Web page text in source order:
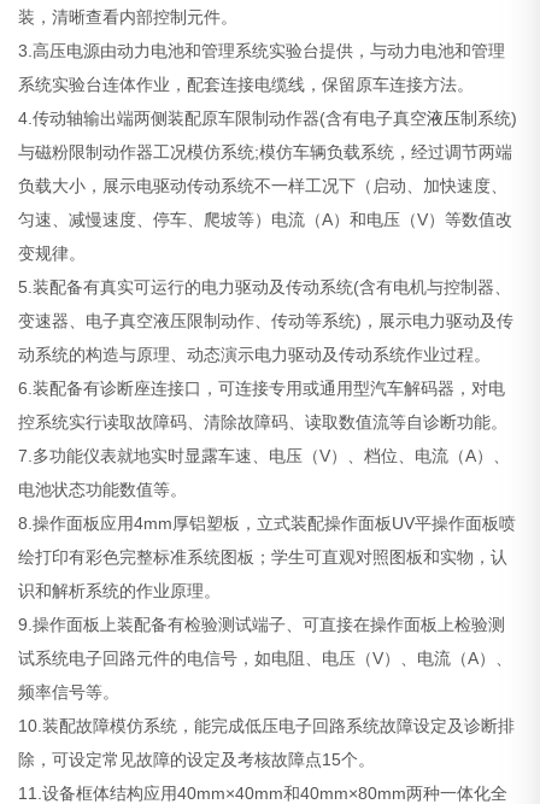
装，清晰查看内部控制元件。
3.高压电源由动力电池和管理系统实验台提供，与动力电池和管理
系统实验台连体作业，配套连接电缆线，保留原车连接方法。
4.传动轴输出端两侧装配原车限制动作器(含有电子真空液压制系统)
与磁粉限制动作器工况模仿系统;模仿车辆负载系统，经过调节两端
负载大小，展示电驱动传动系统不一样工况下（启动、加快速度、
匀速、减慢速度、停车、爬坡等）电流（A）和电压（V）等数值改
变规律。
5.装配备有真实可运行的电力驱动及传动系统(含有电机与控制器、
变速器、电子真空液压限制动作、传动等系统)，展示电力驱动及传
动系统的构造与原理、动态演示电力驱动及传动系统作业过程。
6.装配备有诊断座连接口，可连接专用或通用型汽车解码器，对电
控系统实行读取故障码、清除故障码、读取数值流等自诊断功能。
7.多功能仪表就地实时显露车速、电压（V）、档位、电流（A）、
电池状态功能数值等。
8.操作面板应用4mm厚铝塑板，立式装配操作面板UV平操作面板喷
绘打印有彩色完整标准系统图板；学生可直观对照图板和实物，认
识和解析系统的作业原理。
9.操作面板上装配备有检验测试端子、可直接在操作面板上检验测
试系统电子回路元件的电信号，如电阻、电压（V）、电流（A）、
频率信号等。
10.装配故障模仿系统，能完成低压电子回路系统故障设定及诊断排
除，可设定常见故障的设定及考核故障点15个。
11.设备框体结构应用40mm×40mm和40mm×80mm两种一体化全